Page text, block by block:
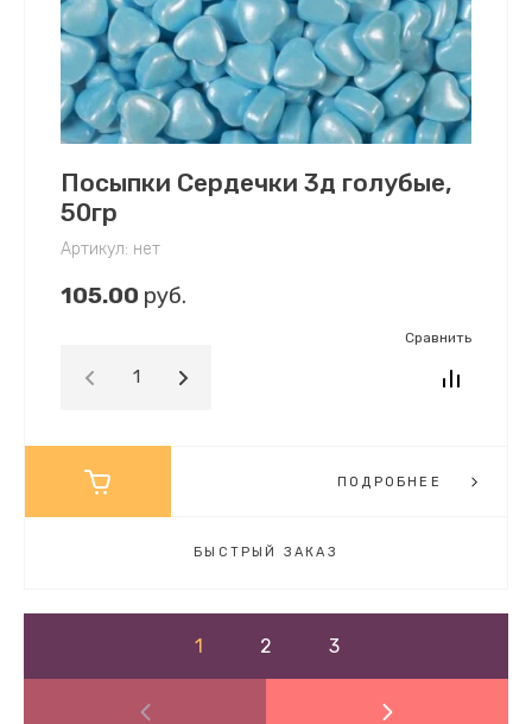
Посыпки Сердечки 3д голубые,
50гр
Артикул: нет
105.00 руб.
Сравнить
ПОДРОБНЕЕ
БЫСТРЫЙ ЗАКАЗ
1 2 3